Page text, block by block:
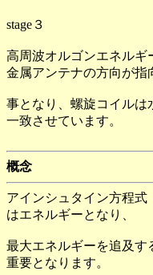
stage３
高周波オルゴンエネルギ
金属アンテナの方向が指
事となり、螺旋コイルは
一致させています。
概念
アインシュタイン方程式
はエネルギーとなり、
最大エネルギーを追及す
重要となります。